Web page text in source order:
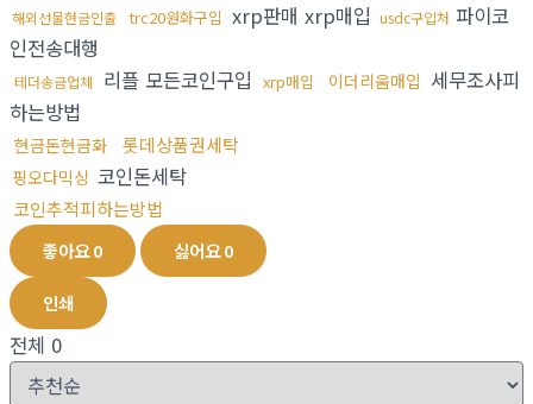
해외선물현금인출 trc20원화구입 xrp판매 xrp매입 usdc구입처 파이코
인전송대행
테더송금업체 리플 모든코인구입 xrp매입 이더리움매입 세무조사피
하는방법
현금돈현금화 롯데상품권세탁
핑오다믹싱 코인돈세탁
코인추적피하는방법
좋아요0 싫어요0
인쇄
전체 0